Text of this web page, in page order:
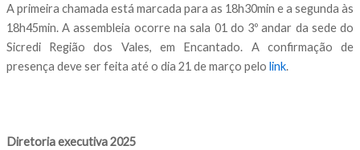
A primeira chamada está marcada para as 18h30min e a segunda às
18h45min. A assembleia ocorre na sala 01 do 3º andar da sede do
Sicredi Região dos Vales, em Encantado. A confirmação de
presença deve ser feita até o dia 21 de março pelo link.
Diretoria executiva 2025